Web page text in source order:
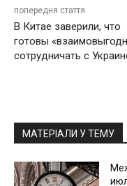
попередня стаття
В Китае заверили, что
готовы
сотрудничать с
МАТЕРІАЛИ У ТЕМУ